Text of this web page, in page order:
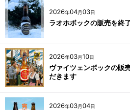
2026年04月03日
ラオホボックの販売を終
2026年03月10日
ヴァイツェンボックの販
だきます
2026年03月04日